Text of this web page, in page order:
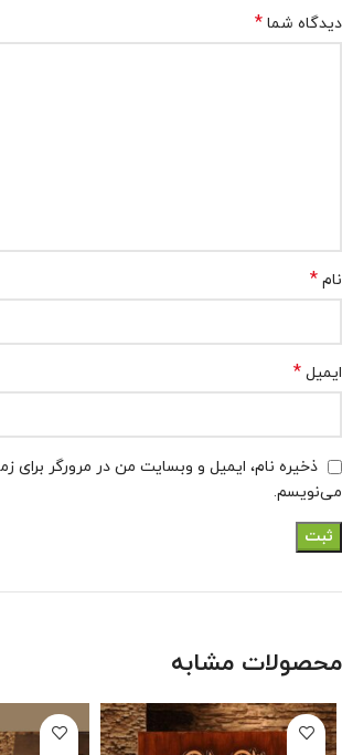
دیدگاه شما *
نام *
ایمیل *
ذخیره نام، ایمیل و وبسایت من در مرورگر برای
می‌نویسم.
محصولات مشابه